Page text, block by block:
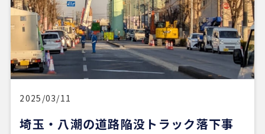
2025/03/11
埼玉・八潮の道路陥没トラック落下事